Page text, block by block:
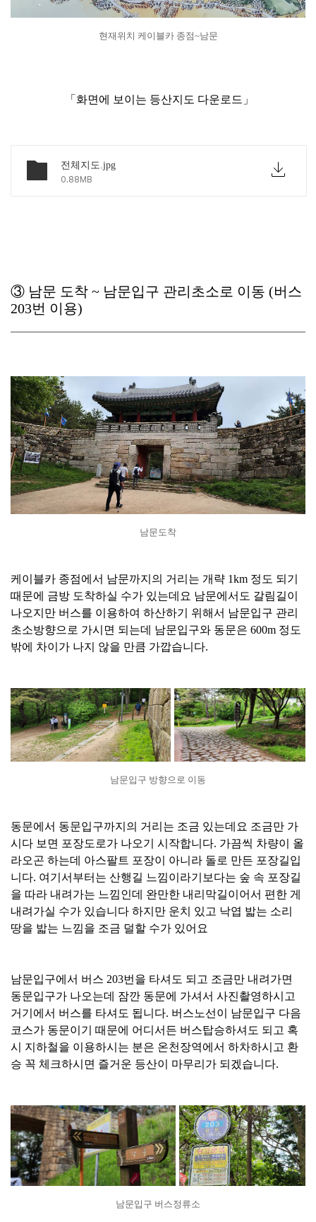
현재위치 케이블카 종점~남문
「 화면에 보이는 등산지도 다운로드」
전체지도.jpg
0.88MB
③ 남문 도착 ~ 남문입구 관리초소로 이동 (버스
203번 이용)
남문도착
케이블카 종점에서 남문까지의 거리는 개략 1km 정도 되기
때문에 금방 도착하실 수가 있는데요 남문에서도 갈림길이
나오지만 버스를 이용하여 하산하기 위해서 남문입구 관리
초소방향으로 가시면 되는데 남문입구와 동문은 600m 정도
밖에 차이가 나지 않을 만큼 가깝습니다.
남문입구 방향으로 이동
동문에서 동문입구까지의 거리는 조금 있는데요 조금만 가
시다 보면 포장도로가 나오기 시작합니다. 가끔씩 차량이 올
라오곤 하는데 아스팔트 포장이 아니라 돌로 만든 포장길입
니다. 여기서부터는 산행길 느낌이라기보다는 숲 속 포장길
을 따라 내려가는 느낌인데 완만한 내리막길이어서 편한 게
내려가실 수가 있습니다 하지만 운치 있고 낙엽 밟는 소리
땅을 밟는 느낌을 조금 덜할 수가 있어요
남문입구에서 버스 203번을 타셔도 되고 조금만 내려가면
동문입구가 나오는데 잠깐 동문에 가셔서 사진촬영하시고
거기에서 버스를 타셔도 됩니다. 버스노선이 남문입구 다음
코스가 동문이기 때문에 어디서든 버스탑승하셔도 되고 혹
시 지하철을 이용하시는 분은 온천장역에서 하차하시고 환
승 꼭 체크하시면 즐거운 등산이 마무리가 되겠습니다.
남문입구 버스정류소